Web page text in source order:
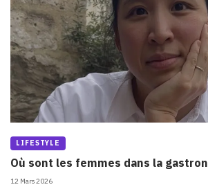
LIFESTYLE
Où sont les femmes dans la
12 Mars 2026